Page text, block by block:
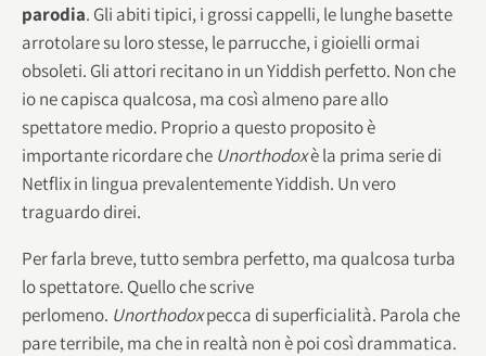
parodia. Gli abiti tipici, i grossi cappelli, le lunghe basette
arrotolare su loro stesse, le parrucche, i gioielli ormai
obsoleti. Gli attori recitano in un Yiddish perfetto. Non che
io ne capisca qualcosa, ma così almeno pare allo
spettatore medio. Proprio a questo proposito è
importante ricordare che Unorthodoxè la prima serie di
Netflix in lingua prevalentemente Yiddish. Un vero
traguardo direi.
Per farla breve, tutto sembra perfetto, ma qualcosa turba
lo spettatore. Quello che scrive
perlomeno. Unorthodoxpecca di superficialità. Parola che
pare terribile, ma che in realtà non è poi così drammatica.